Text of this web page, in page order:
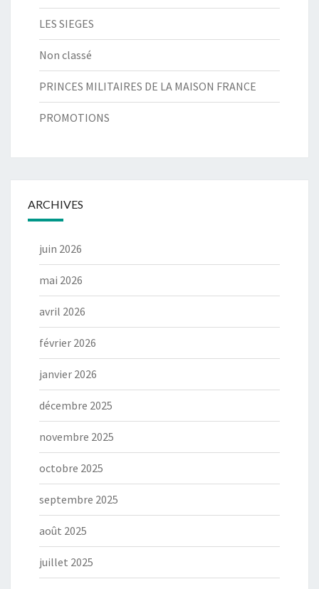
LES SIEGES
Non classé
PRINCES MILITAIRES DE LA MAISON FRANCE
PROMOTIONS
ARCHIVES
juin 2026
mai 2026
avril 2026
février 2026
janvier 2026
décembre 2025
novembre 2025
octobre 2025
septembre 2025
août 2025
juillet 2025